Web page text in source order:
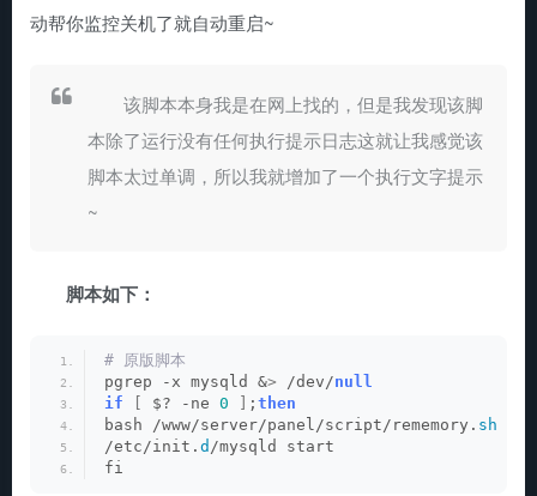
动帮你监控关机了就自动重启~
该脚本本身我是在网上找的，但是我发现该脚
本除了运行没有任何执行提示日志这就让我感觉该
脚本太过单调，所以我就增加了一个执行文字提示
~
脚本如下：
# 原版脚本
pgrep -x mysqld &> /dev/null
if
$? -ne 0 ; then
bash /www/server/panel/script/rememory. sh
/etc/init. d /mysqld start
fi